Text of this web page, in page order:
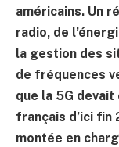
américains. Un
radio, de
la gestion des
de fréquences
que la 5G
français d’ici
montée en